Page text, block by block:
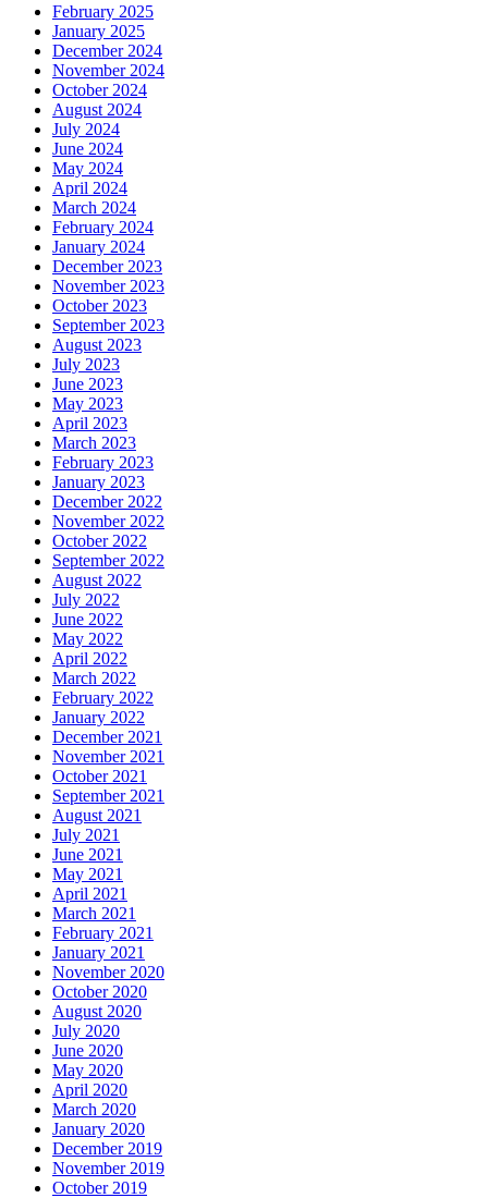
February 2025
January 2025
December 2024
November 2024
October 2024
August 2024
July 2024
June 2024
May 2024
April 2024
March 2024
February 2024
January 2024
December 2023
November 2023
October 2023
September 2023
August 2023
July 2023
June 2023
May 2023
April 2023
March 2023
February 2023
January 2023
December 2022
November 2022
October 2022
September 2022
August 2022
July 2022
June 2022
May 2022
April 2022
March 2022
February 2022
January 2022
December 2021
November 2021
October 2021
September 2021
August 2021
July 2021
June 2021
May 2021
April 2021
March 2021
February 2021
January 2021
November 2020
October 2020
August 2020
July 2020
June 2020
May 2020
April 2020
March 2020
January 2020
December 2019
November 2019
October 2019